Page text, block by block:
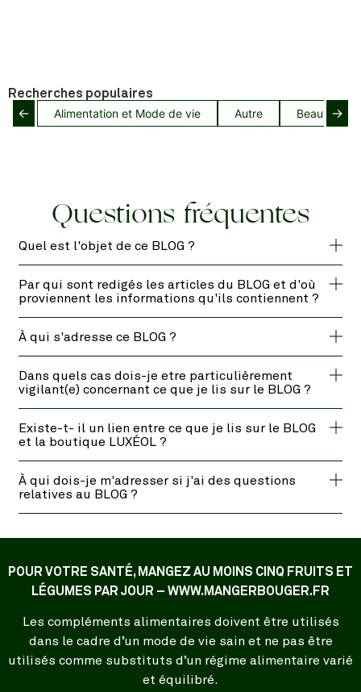
Recherches populaires
← Alimentation et Mode de vie Autre Beauté→
Questions fréquentes
Quel est l'objet de ce BLOG ?
Par qui sont redigés les articles du BLOG et d'où
proviennent les informations qu'ils contiennent ?
À qui s'adresse ce BLOG ?
Dans quels cas dois-je etre particulièrement
vigilant(e) concernant ce que je lis sur le BLOG ?
Existe-t- il un lien entre ce que je lis sur le BLOG
et la boutique LUXÉOL ?
À qui dois-je m'adresser si j'ai des questions
relatives au BLOG ?
POUR VOTRE SANTÉ, MANGEZ AU MOINS CINQ FRUITS ET
LÉGUMES PAR JOUR – WWW.MANGERBOUGER.FR
Les compléments alimentaires doivent être utilisés
dans le cadre d’un mode de vie sain et ne pas être
utilisés comme substituts d’un régime alimentaire varié
et équilibré.